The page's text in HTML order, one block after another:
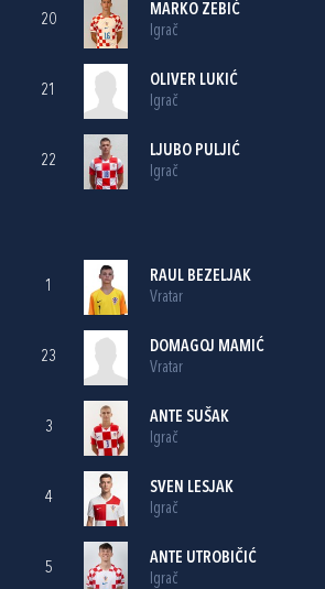
20
MARKO ZEBIĆ
Igrač
21
OLIVER LUKIĆ
Igrač
22
LJUBO PULJIĆ
Igrač
1
RAUL BEZELJAK
Vratar
23
DOMAGOJ MAMIĆ
Vratar
3
ANTE SUŠAK
Igrač
4
SVEN LESJAK
Igrač
5
ANTE UTROBIČIĆ
Igrač